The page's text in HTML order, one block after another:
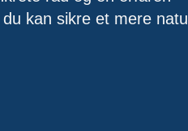
kan sikre et mere